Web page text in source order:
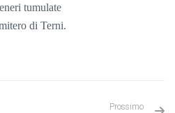
tumulate
di Terni.
Prossimo